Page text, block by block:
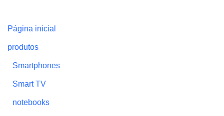
Página inicial
produtos
Smartphones
Smart TV
notebooks